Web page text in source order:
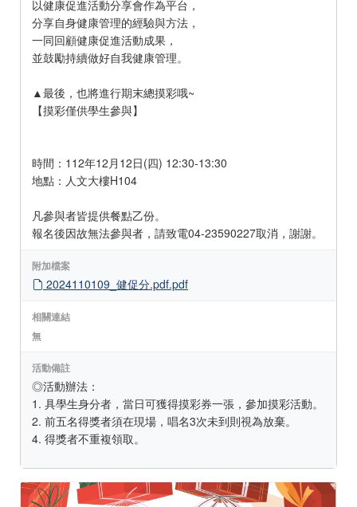
以健康促進活動分享會作為平台，
分享自身健康管理的經驗與方法，
一同回顧健康促進活動成果，
並鼓勵持續做好自我健康管理。
▲最後，也將進行期末總摸彩哦~
【摸彩僅供學生參與】
時間：112年12月12日(四) 12:30-13:30
地點：人文大樓H104
凡參與者皆提供餐點乙份。
報名後因故無法參與者，請致電04-23590227取消，謝謝。
附加檔案
2024110109_健促分.pdf.pdf
相關連結
無
活動備註
◎活動辦法：
1. 具學生身分者，當日可獲得摸彩券一張，參加摸彩活動。
2. 前五名得獎者須在現場，唱名3次未到則視為放棄。
4. 得獎者不重複領取。